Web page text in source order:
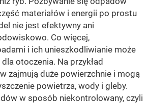
materiałów i energii po prostu
nie jest efektywny ani
Co więcej,
i ich unieszkodliwianie może
otoczenia. Na przykład
zajmują duże powierzchnie i mogą
powietrza, wody i gleby.
w sposób niekontrolowany, czyli